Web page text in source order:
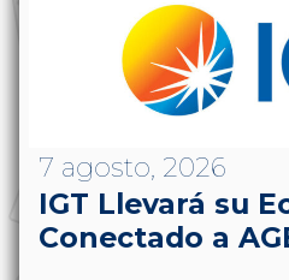
7 agosto, 2026
IGT Llevará su
Conectado a